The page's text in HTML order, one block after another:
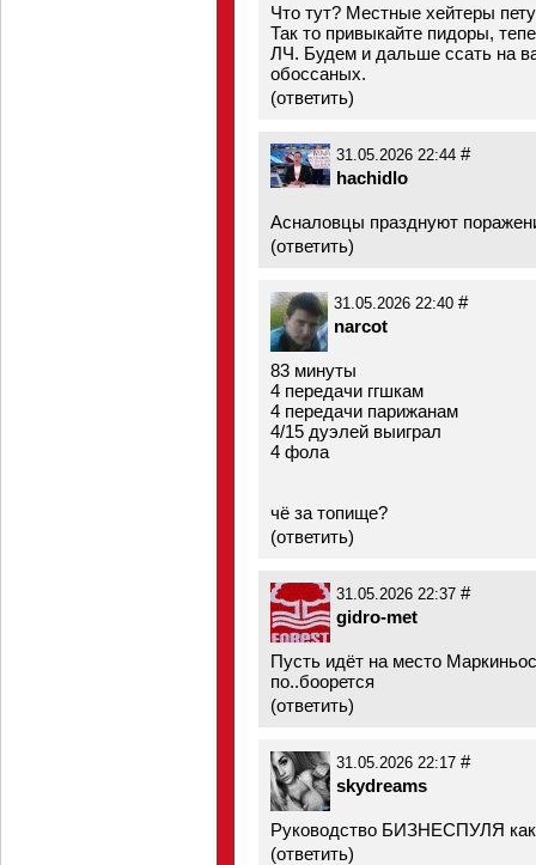
Что тут? Местные хейтеры
Так то привыкайте пидopы,
ЛЧ. Будем и дальше ссать на
обоссаных.
(ответить)
31.05.2026 22:44 #
hachidlo
Асналовцы празднуют
(ответить)
31.05.2026 22:40 #
narcot
83 минуты
4 передачи ггшкам
4 передачи парижанам
4/15 дуэлей выиграл
4 фола
чё за топище?
(ответить)
31.05.2026 22:37 #
gidro-met
Пусть идёт на место
по..боорется
(ответить)
31.05.2026 22:17 #
skydreams
Руководство БИЗНЕСПУЛЯ как
(ответить)